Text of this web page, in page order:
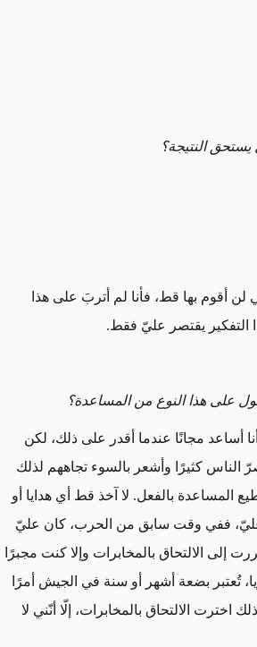
النتيجة؟
لن أقوم بها قط، فأنا لم أتربَ على هذا
التفكير يقتصر عليّ فقط.
على هذا النوع من المساعدة؟
مجانًا عندما أقدر على ذلك، لكن
الناس كثيرًا وأشعر بالسوء تجاههم لذلك
بالفعل. لا آخذ قط أي هدايا أو
ففي وقت سابق من الحرب، كان عليّ
إلى الالتحاق بالمخابرات وإلا كنت مجبرًا
تُعتبر بضعة أشهر أو سنة في الجيش أمرًا
اخترت الالتحاق بالمخابرات، إلّا أنّني لا